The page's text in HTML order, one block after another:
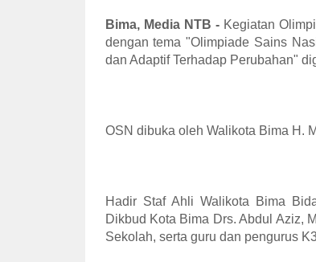
Bima, Media NTB -Kegiatan
dengan tema "Olimpiade Sains
dan Adaptif Terhadap Perubahan"
OSN dibuka oleh Walikota Bima H.
Hadir Staf Ahli Walikota Bima
Dikbud Kota Bima Drs. Abdul Aziz,
Sekolah, serta guru dan pengurus